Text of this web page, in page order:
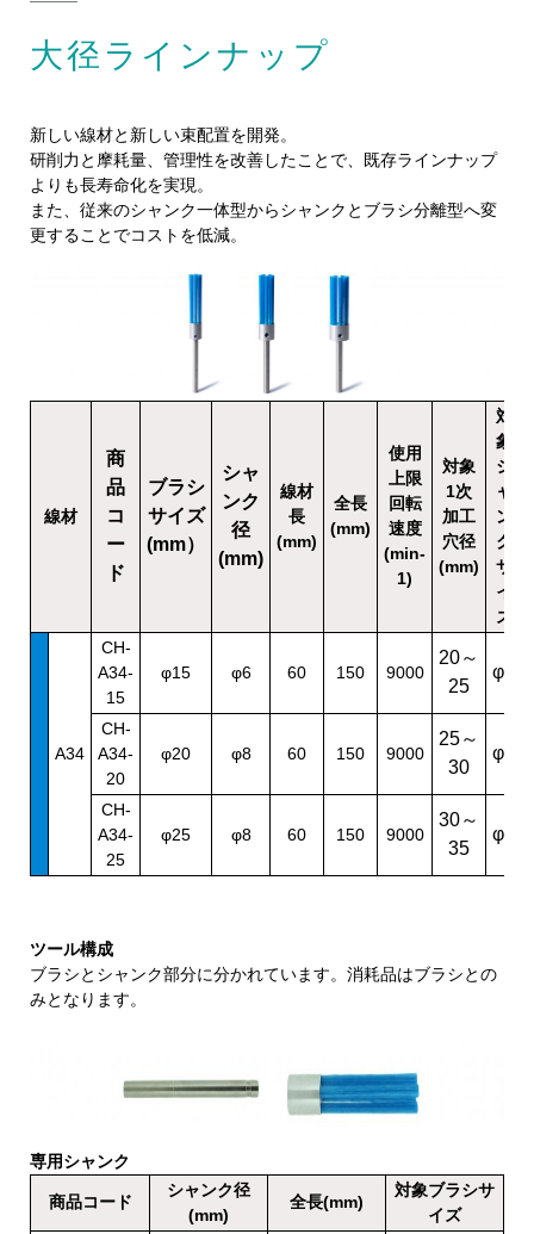
大径ラインナップ
新しい線材と新しい束配置を開発。
研削力と摩耗量、管理性を改善したことで、既存ラインナップ
よりも長寿命化を実現。
また、従来のシャンク一体型からシャンクとブラシ分離型へ変
更することでコストを低減。
線材
商
品
コ
ー
ド
ブラシ
サイズ
(mm）
シャ
ンク
径
(mm)
線材
長
(mm)
全長
(mm)
使用
上限
回転
速度
(min-
1)
対象
1次
加工
穴径
(mm)
対
象
シ
ャ
ン
ク
サ
イ
ズ
A34
CH-
A34-
15
φ15 φ6 60 150 9000
20～
25
φ6
CH-
A34-
20
φ20 φ8 60 150 9000
25～
30
φ8
CH-
A34-
25
φ25 φ8 60 150 9000
30～
35
φ8
ツール構成
ブラシとシャンク部分に分かれています。消耗品はブラシとの
みとなります。
専用シャンク
商品コード
シャンク径
(mm)
全長(mm)
対象ブラシサ
イズ